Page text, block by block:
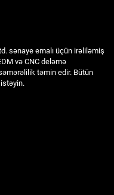
sənaye emalı üçün irəliləmiş
və CNC deləmə
təmin edir. Bütün